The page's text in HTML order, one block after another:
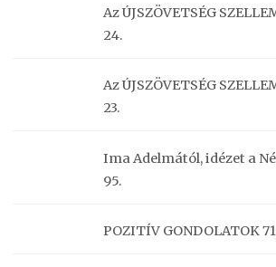
Az ÚJSZÖVETSÉG
24.
Az ÚJSZÖVETSÉG
23.
Ima Adelmától, idézet a
95.
POZITÍV GONDOLATOK